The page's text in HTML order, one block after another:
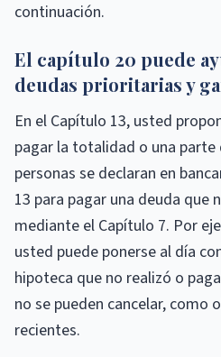
continuación.
El capítulo 20 puede
deudas prioritarias y
En el Capítulo 13, usted
pagar la totalidad o una parte
personas se declaran en
13 para pagar una deuda que
mediante el Capítulo 7. Por
usted puede ponerse al día
hipoteca que no realizó o
no se pueden cancelar, como
recientes.